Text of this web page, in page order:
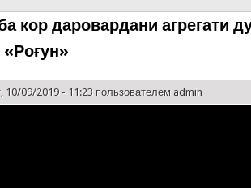
кор даровардани агрегати
10/09/2019 - 11:23 пользователем admin